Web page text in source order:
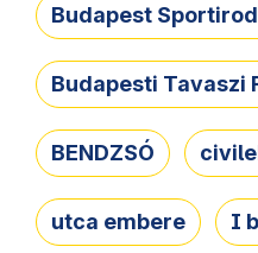
Budapest
Budapesti Tavaszi
BENDZSÓ
utca embere I